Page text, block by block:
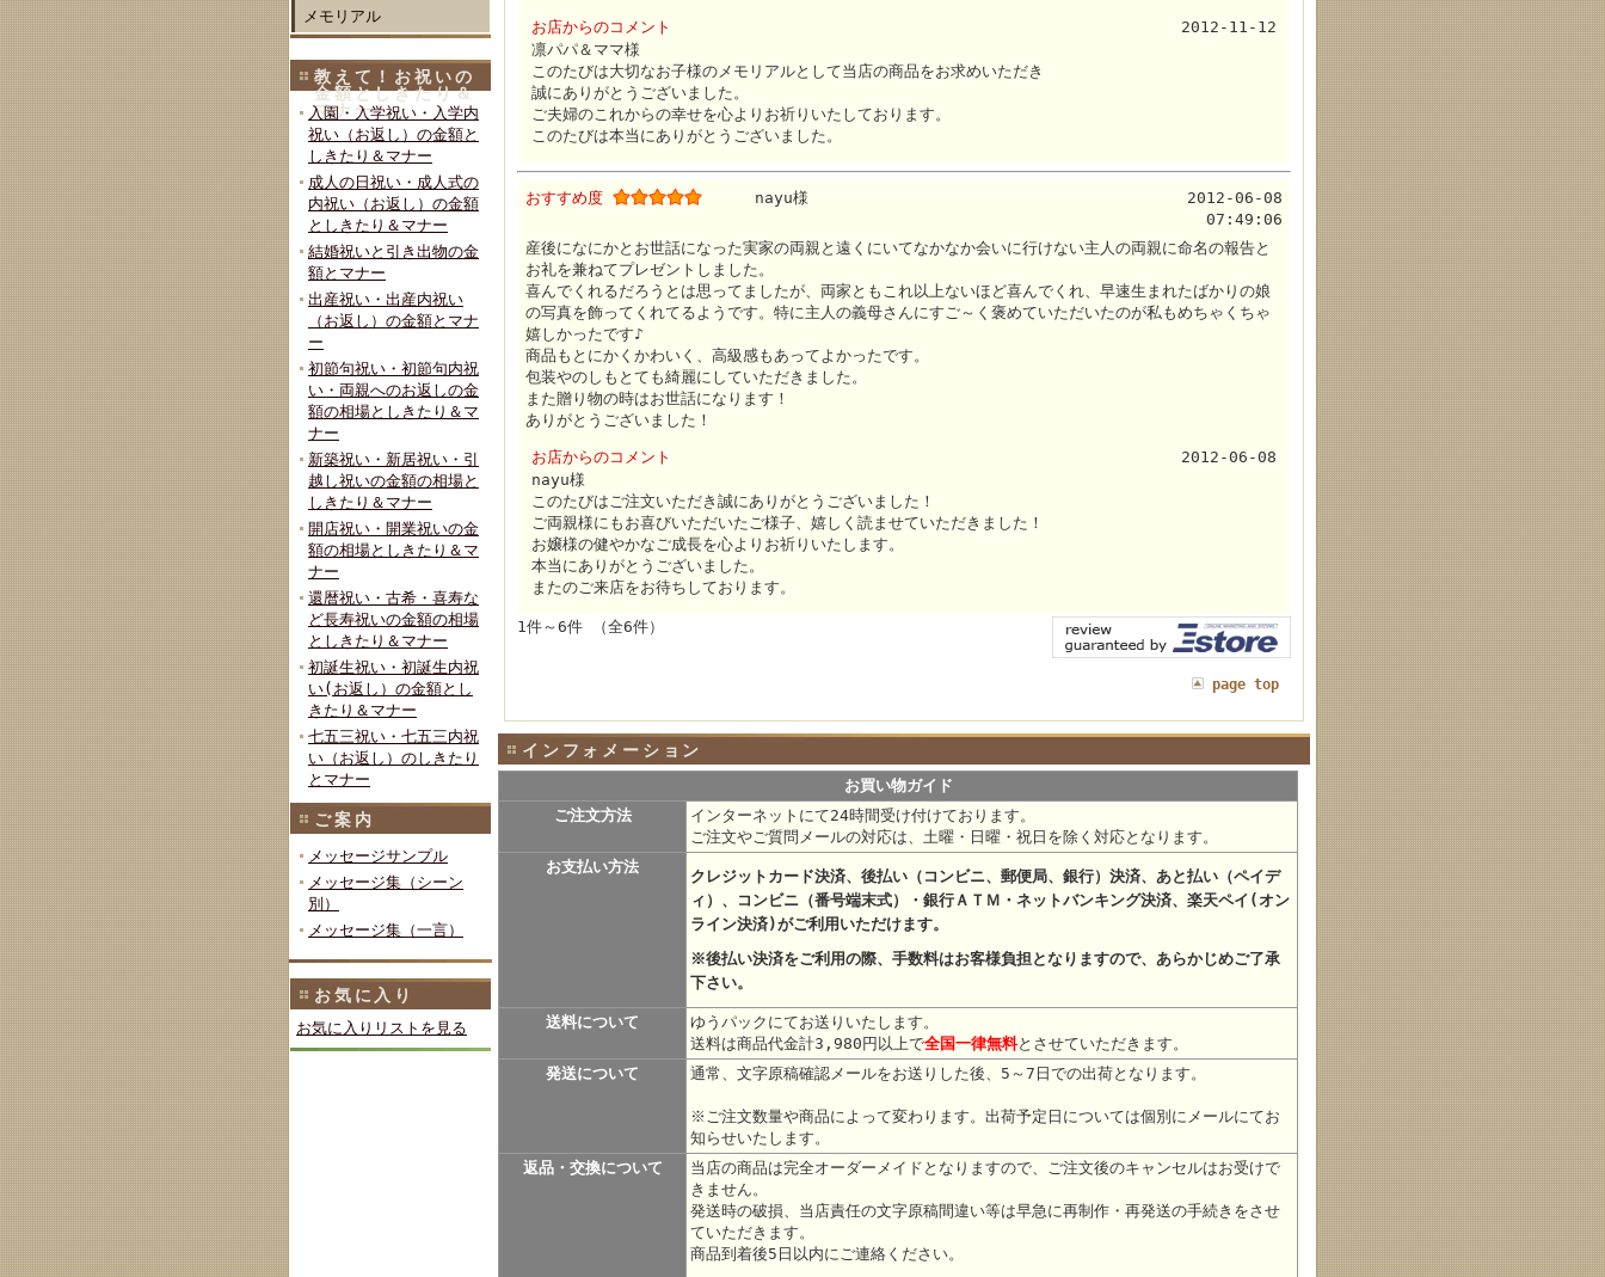
メモリアル
教えて！お祝いの
金額としきたり＆
マナー
入園・入学祝い・入学内
祝い（お返し）の金額と
しきたり＆マナー
成人の日祝い・成人式の
内祝い（お返し）の金額
としきたり＆マナー
結婚祝いと引き出物の金
額とマナー
出産祝い・出産内祝い
（お返し）の金額とマナ
ー
初節句祝い・初節句内祝
い・両親へのお返しの金
額の相場としきたり＆マ
ナー
新築祝い・新居祝い・引
越し祝いの金額の相場と
しきたり＆マナー
開店祝い・開業祝いの金
額の相場としきたり＆マ
ナー
還暦祝い・古希・喜寿な
ど長寿祝いの金額の相場
としきたり＆マナー
初誕生祝い・初誕生内祝
い(お返し）の金額とし
きたり＆マナー
七五三祝い・七五三内祝
い（お返し）のしきたり
とマナー
ご案内
メッセージサンプル
メッセージ集（シーン
別）
メッセージ集（一言）
お気に入り
お気に入りリストを見る
お店からのコメント
2012-11-12
凛パパ＆ママ様
このたびは大切なお子様のメモリアルとして当店の商品をお求めいただき
誠にありがとうございました。
ご夫婦のこれからの幸せを心よりお祈りいたしております。
このたびは本当にありがとうございました。
おすすめ度 nayu様
2012-06-08
07:49:06
産後になにかとお世話になった実家の両親と遠くにいてなかなか会いに行けない主人の両親に命名の報告と
お礼を兼ねてプレゼントしました。
喜んでくれるだろうとは思ってましたが、両家ともこれ以上ないほど喜んでくれ、早速生まれたばかりの娘
の写真を飾ってくれてるようです。特に主人の義母さんにすご～く褒めていただいたのが私もめちゃくちゃ
嬉しかったです♪
商品もとにかくかわいく、高級感もあってよかったです。
包装やのしもとても綺麗にしていただきました。
また贈り物の時はお世話になります！
ありがとうございました！
お店からのコメント
2012-06-08
nayu様
このたびはご注文いただき誠にありがとうございました！
ご両親様にもお喜びいただいたご様子、嬉しく読ませていただきました！
お嬢様の健やかなご成長を心よりお祈りいたします。
本当にありがとうございました。
またのご来店をお待ちしております。
1件～6件 （全6件）
page top
インフォメーション
お買い物ガイド
ご注文方法
インターネットにて24時間受け付けております。
ご注文やご質問メールの対応は、土曜・日曜・祝日を除く対応となります。
お支払い方法
クレジットカード決済、後払い（コンビニ、郵便局、銀行）決済、あと払い（ペイデ
ィ）、コンビニ（番号端末式）・銀行ＡＴＭ・ネットバンキング決済、楽天ペイ(オン
ライン決済)がご利用いただけます。
※後払い決済をご利用の際、手数料はお客様負担となりますので、あらかじめご了承
下さい。
送料について
ゆうパックにてお送りいたします。
送料は商品代金計3,980円以上で全国一律無料とさせていただきます。
発送について
通常、文字原稿確認メールをお送りした後、5～7日での出荷となります。
※ご注文数量や商品によって変わります。出荷予定日については個別にメールにてお
知らせいたします。
返品・交換について
当店の商品は完全オーダーメイドとなりますので、ご注文後のキャンセルはお受けで
きません。
発送時の破損、当店責任の文字原稿間違い等は早急に再制作・再発送の手続きをさせ
ていただきます。
商品到着後5日以内にご連絡ください。